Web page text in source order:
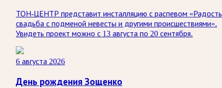
ТОН-ЦЕНТР представит инсталляцию с распевом
свадьба с подменой невесты и другими происшествиями».
Увидеть проект можно с 13 августа по 20 сентября.
6 августа 2026
День рождения Зощенко